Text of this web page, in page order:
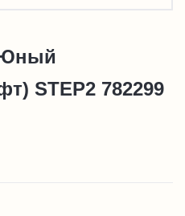
STEP2 782299